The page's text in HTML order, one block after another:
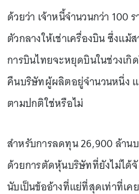
ด้วยว่า เจ้าหนี้จำนวนกว่า 100
ตัวกลางให้เช่าเครื่องบิน ซึ่งแม้
การบินไทยจะหยุดบินในช่วงเกิ
คืนบริษัทผู้ผลิตอยู่จำนวนหนึ่ง
ตามปกติใช่หรือไม่
สำหรับการลดทุน 26,900 ล้าน
ด้วยการตัดหุ้นบริษัทที่ยังไม่ได้
นับเป็นข้ออ้างที่แย่ที่สุดเท่าที่เค